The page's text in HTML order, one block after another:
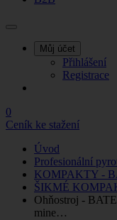
Můj účet
Přihlášení
Registrace
0
Ceník ke stažení
Úvod
Profesionální
KOMPAKTY -
ŠIKMÉ
Ohňostroj -
mine…